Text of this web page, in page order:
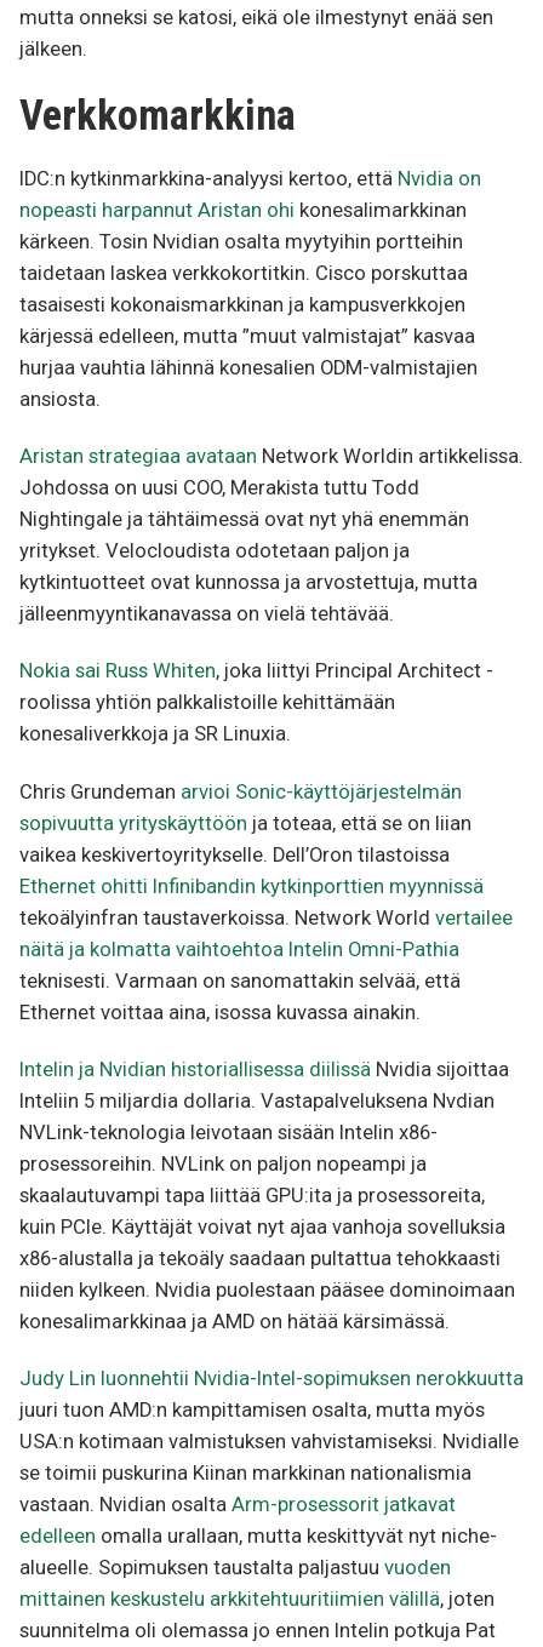
mutta onneksi se katosi, eikä ole ilmestynyt enää sen
jälkeen.
Verkkomarkkina
IDC:n kytkinmarkkina-analyysi kertoo, että Nvidia on
nopeasti harpannut Aristan ohi konesalimarkkinan
kärkeen. Tosin Nvidian osalta myytyihin portteihin
taidetaan laskea verkkokortitkin. Cisco porskuttaa
tasaisesti kokonaismarkkinan ja kampusverkkojen
kärjessä edelleen, mutta ”muut valmistajat” kasvaa
hurjaa vauhtia lähinnä konesalien ODM-valmistajien
ansiosta.
Aristan strategiaa avataan Network Worldin artikkelissa.
Johdossa on uusi COO, Merakista tuttu Todd
Nightingale ja tähtäimessä ovat nyt yhä enemmän
yritykset. Velocloudista odotetaan paljon ja
kytkintuotteet ovat kunnossa ja arvostettuja, mutta
jälleenmyyntikanavassa on vielä tehtävää.
Nokia sai Russ Whiten, joka liittyi Principal Architect -
roolissa yhtiön palkkalistoille kehittämään
konesaliverkkoja ja SR Linuxia.
Chris Grundeman arvioi Sonic-käyttöjärjestelmän
sopivuutta yrityskäyttöön ja toteaa, että se on liian
vaikea keskivertoyritykselle. Dell’Oron tilastoissa
Ethernet ohitti Infinibandin kytkinporttien myynnissä
tekoälyinfran taustaverkoissa. Network World vertailee
näitä ja kolmatta vaihtoehtoa Intelin Omni-Pathia
teknisesti. Varmaan on sanomattakin selvää, että
Ethernet voittaa aina, isossa kuvassa ainakin.
Intelin ja Nvidian historiallisessa diilissä Nvidia sijoittaa
Inteliin 5 miljardia dollaria. Vastapalveluksena Nvdian
NVLink-teknologia leivotaan sisään Intelin x86-
prosessoreihin. NVLink on paljon nopeampi ja
skaalautuvampi tapa liittää GPU:ita ja prosessoreita,
kuin PCIe. Käyttäjät voivat nyt ajaa vanhoja sovelluksia
x86-alustalla ja tekoäly saadaan pultattua tehokkaasti
niiden kylkeen. Nvidia puolestaan pääsee dominoimaan
konesalimarkkinaa ja AMD on hätää kärsimässä.
Judy Lin luonnehtii Nvidia-Intel-sopimuksen nerokkuutta
juuri tuon AMD:n kampittamisen osalta, mutta myös
USA:n kotimaan valmistuksen vahvistamiseksi. Nvidialle
se toimii puskurina Kiinan markkinan nationalismia
vastaan. Nvidian osalta Arm-prosessorit jatkavat
edelleen omalla urallaan, mutta keskittyvät nyt niche-
alueelle. Sopimuksen taustalta paljastuu vuoden
mittainen keskustelu arkkitehtuuritiimien välillä, joten
suunnitelma oli olemassa jo ennen Intelin potkuja Pat